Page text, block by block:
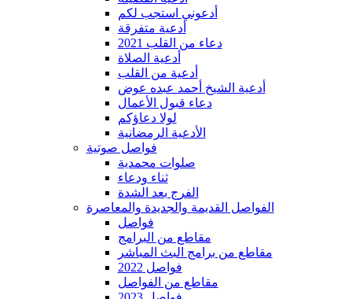
أدعوني استجب لكم
أدعية متفرقة
دعاء من القلب 2021
أدعية الصلاة
أدعية من القلب
أدعية الشيخ أحمد عبده عوض
دعاء قبول الأعمال
لولا دعاؤكم
الأدعية الرمضانية
فواصل صوتية
صلوات محمدية
ثناء ودعاء
الفرج بعد الشدة
الفواصل القديمة والجديدة والمعاصرة
فواصل
مقاطع من البرامج
مقاطع من برامج البث المباشر
فواصل 2022
مقاطع من الفواصل